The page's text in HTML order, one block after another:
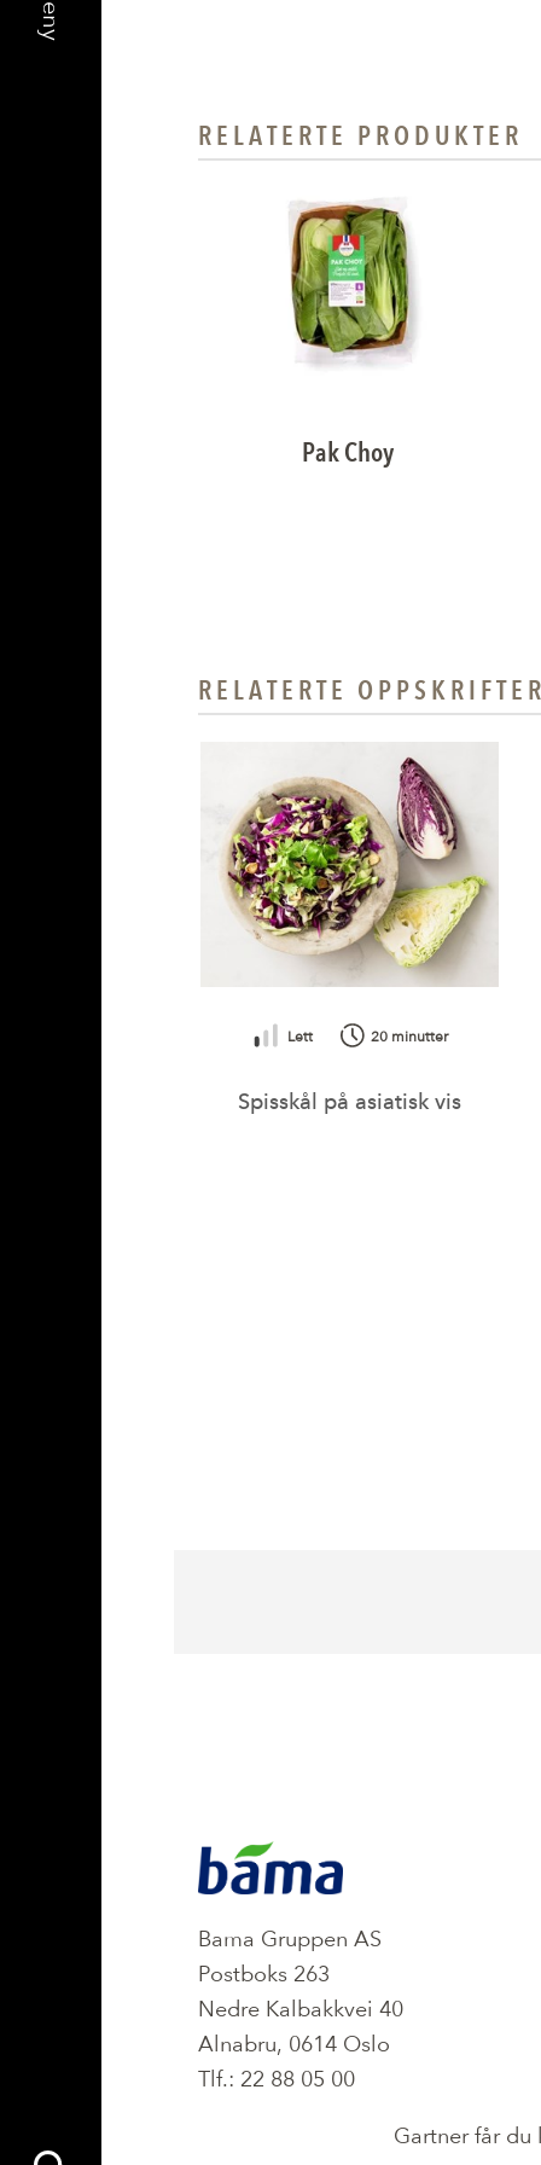
RELATERTE PRODUKTER
Pak Choy
RELATERTE
Lett 20 minutter
Spisskål på asiatisk vis
KONTAKT
Bama Gruppen AS
Postboks 263
Nedre Kalbakkvei 40
Alnabru, 0614 Oslo
Tlf.: 22 88 05 00
Gartner får du